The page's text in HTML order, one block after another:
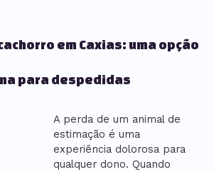
em Caxias: uma opção
para despedidas
A perda de um animal de
estimação é uma
experiência dolorosa para
qualquer dono. Quando